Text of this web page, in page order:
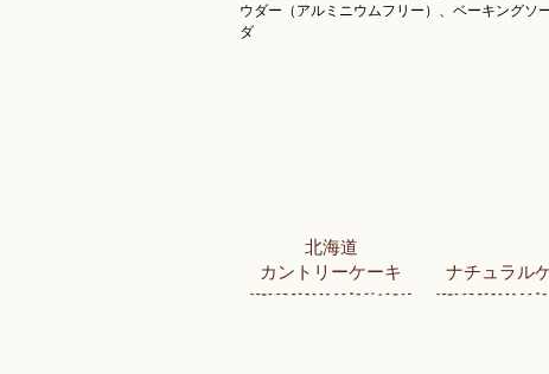
ウダー（アルミニウムフリー）、ベーキングソ
ダ
北海道
カントリーケーキ
ナチュラル